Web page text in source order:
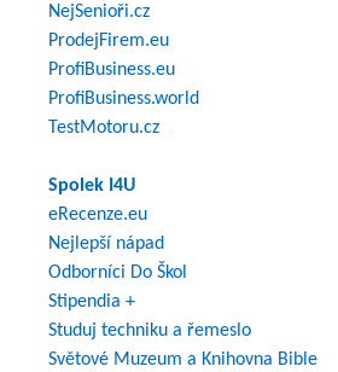
NejSenioři.cz
ProdejFirem.eu
ProfiBusiness.eu
ProfiBusiness.world
TestMotoru.cz
Spolek I4U
eRecenze.eu
Nejlepší nápad
Odborníci Do Škol
Stipendia +
Studuj techniku a řemeslo
Světové Muzeum a Knihovna Bible